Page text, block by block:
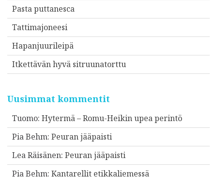
Pasta puttanesca
Tattimajoneesi
Hapanjuurileipä
Itkettävän hyvä sitruunatorttu
Uusimmat kommentit
Tuomo: Hytermä – Romu-Heikin upea perintö
Pia Behm: Peuran jääpaisti
Lea Räisänen: Peuran jääpaisti
Pia Behm: Kantarellit etikkaliemessä